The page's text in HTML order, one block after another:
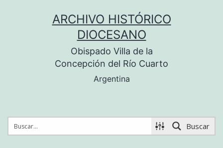
ARCHIVO HISTÓRICO
DIOCESANO
Obispado Villa de la
Concepción del Río Cuarto
Argentina
Buscar